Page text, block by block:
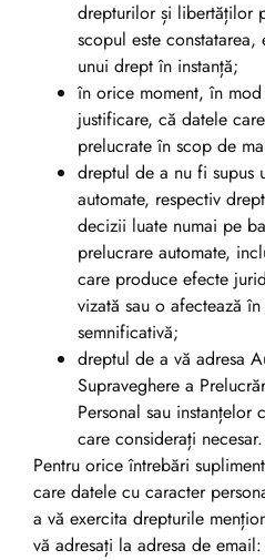
drepturilor și libertăților
scopul este constatarea,
unui drept în instanță;
în orice moment, în
justificare, că datele
prelucrate în scop de
dreptul de a nu fi supus
automate, respectiv
decizii luate numai pe
prelucrare automate,
care produce efecte
vizată sau o afectează
semnificativă;
dreptul de a vă adresa
Supraveghere a
Personal sau instanțelor
care considerați necesar.
Pentru orice întrebări
care datele cu caracter
a vă exercita drepturile
vă adresați la adresa de